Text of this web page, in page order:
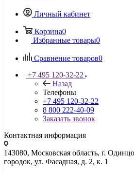
Личный кабинет
Корзина0
Избранные товары0
Сравнение товаров0
+7 495 120-32-22
Назад
Телефоны
+7 495 120-32-22
8 800 222-40-09
Заказать звонок
Контактная информация
143080, Mосковская область, г.
городок, ул. Фасадная, д. 2, к. 1